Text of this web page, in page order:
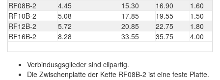
RF08B-2 4.45 15.30 16.90
1.60
RF10B-2
5.08 17.85 19.55
1.50
RF12B-2
5.72 20.85 22.75
1.80
RF16B-2
8.28 33.55 35.75 4.00
Verbindusgsglieder sind clipartig.
Die Zwischenplatte der Kette RF08B-2 ist eine feste Platte.